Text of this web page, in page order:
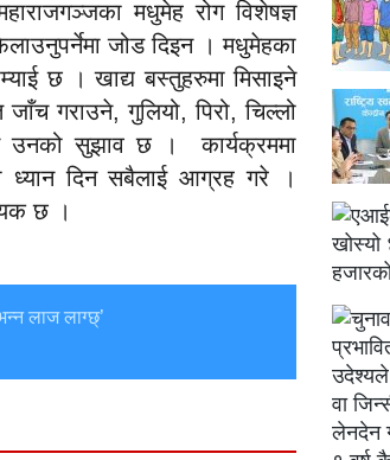
मधुमेह रोग विशेषज्ञ
जोड दिइन । मधुमेहका
छ । खाद्य बस्तुहरुमा मिसाइने
गराउने, गुलियो, पिरो, चिल्लो
उनको सुझाव छ । कार्यक्रममा
ध्यान दिन सबैलाई आग्रह गरे ।
छ ।
लाज लाग्छ्’